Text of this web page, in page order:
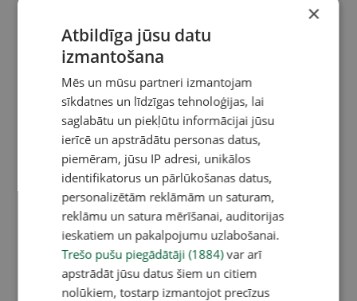
×
Atbildīga jūsu datu
izmantošana
Mēs un mūsu partneri izmantojam
sīkdatnes un līdzīgas tehnoloģijas, lai
saglabātu un piekļūtu informācijai jūsu
ierīcē un apstrādātu personas datus,
piemēram, jūsu IP adresi, unikālos
identifikatorus un pārlūkošanas datus,
personalizētām reklāmām un saturam,
reklāmu un satura mērīšanai, auditorijas
ieskatiem un pakalpojumu uzlabošanai.
Trešo pušu piegādātāji (1884)var arī
apstrādāt jūsu datus šiem un citiem
nolūkiem, tostarp izmantojot precīzus